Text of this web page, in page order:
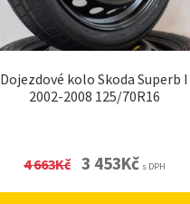
Dojezdové kolo Skoda Superb I
2002-2008 125/70R16
4 663Kč
Original
3 453KčCurrent
s DPH